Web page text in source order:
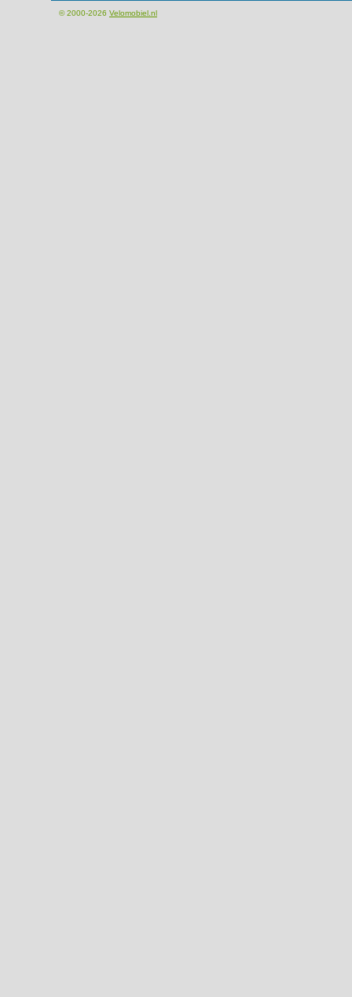
© 2000-2026 Velomobiel.nl